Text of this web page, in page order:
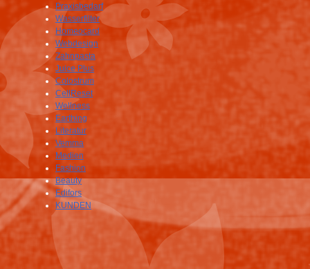
Praxisbedarf
Wasserfilter
Homeocard
Webdesign
Zahnpasta
Juice Plus
Colostrum
CellReset
Wellness
Earthing
Literatur
Vemma
Medien
Fashion
Beauty
Edifors
KUNDEN